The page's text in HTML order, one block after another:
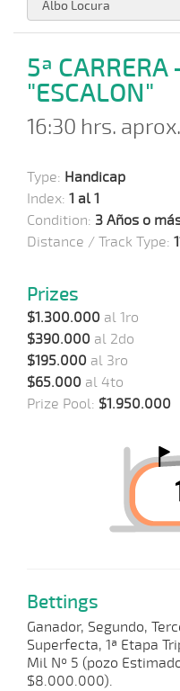
5ª CARRERA
"ESCALON"
16:30 hrs. aprox.
Type: Handicap
Index: 1 al 1
Condition: 3 Años o
Distance / Track Type:
Prizes
$1.300.000 al 1ro
$390.000 al 2do
$195.000 al 3ro
$65.000 al 4to
Prize Pool: $1.950.000
Bettings
Ganador, Segundo,
Superfecta, 1ª Etapa
Mil Nº 5 (pozo
$8.000.000).